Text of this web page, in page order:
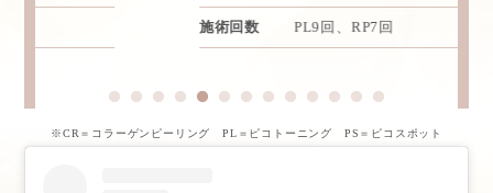
PL9回、RP7回
※CR＝コラーゲンピーリング PL＝ピコトーニング PS＝ピコスポット